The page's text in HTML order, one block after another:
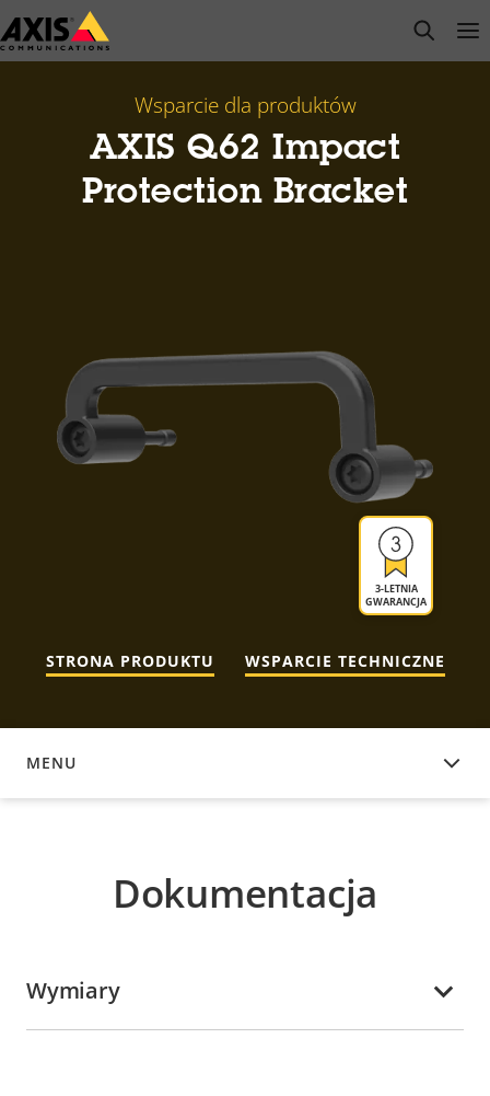
Przejdź
do
open
Wsparcie dla produktów
AXIS Q62 Impact
Protection Bracket
3-LETNIA
GWARANCJA
STRONA PRODUKTU WSPARCIE TECHNICZNE
MENU
DOKUMENTACJA
Dokumentacja
Wymiary